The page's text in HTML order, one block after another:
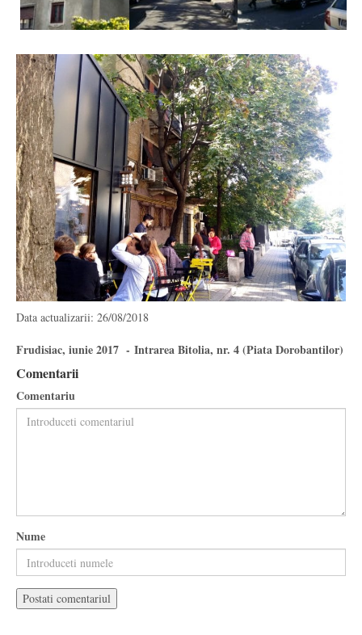
Data actualizarii: 26/08/2018
Frudisiac, iunie 2017 - Intrarea Bitolia, nr. 4 (Piata Dorobantilor)
Comentarii
Comentariu
Nume